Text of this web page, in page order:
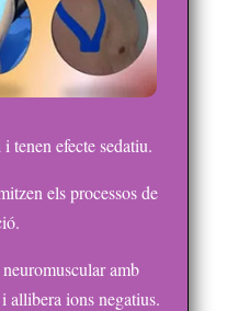
efecte sedatiu.
els processos de
amb
allibera ions negatius.